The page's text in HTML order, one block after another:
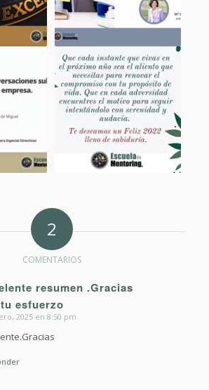
2
COMENTARIOS
resumen .Gracias
esfuerzo
2025 en 8:50 pm